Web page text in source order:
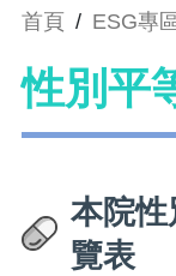
首頁 / ESG專
性別平
本院性
覽表